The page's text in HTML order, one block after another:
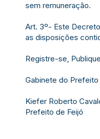
sem remuneração.
Art. 3º- Este
as disposições
Registre-se,
Gabinete do
Kiefer Roberto
Prefeito de Feijó